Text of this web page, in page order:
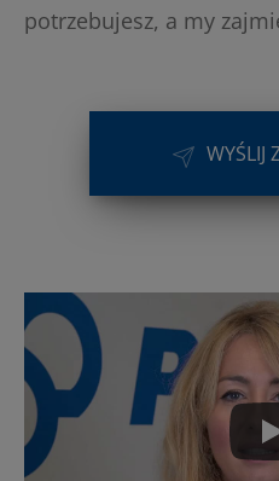
potrzebujesz, a my
WYŚLIJ